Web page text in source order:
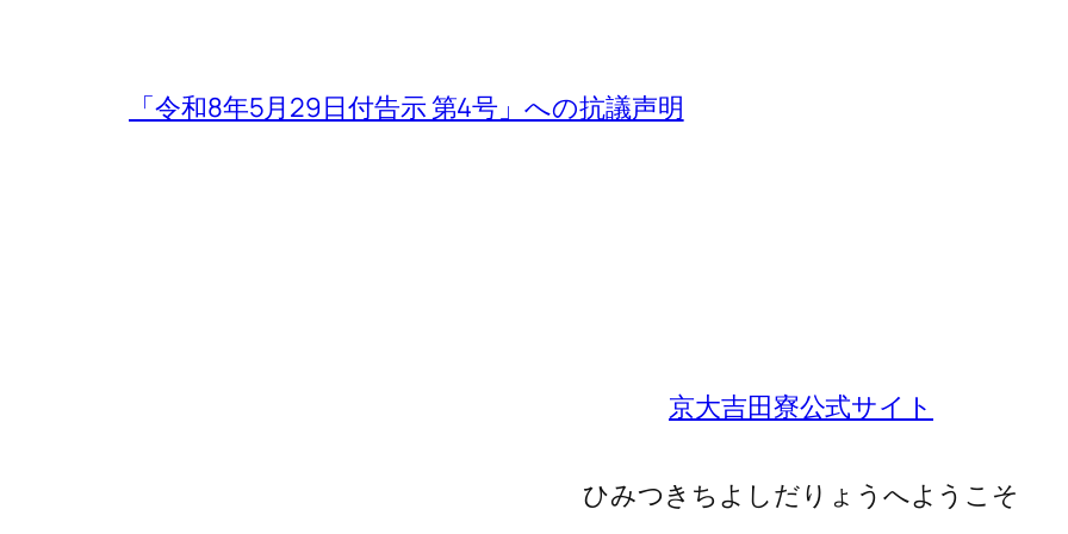
「令和8年5月29日付告示 第4号」への抗議声明
京大吉田寮公式サイト
ひみつきちよしだりょうへようこそ